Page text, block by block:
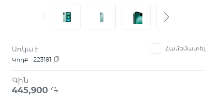
Առկա է
Համեմատել
Կոդ#
223181
Գին
445,900 ֏